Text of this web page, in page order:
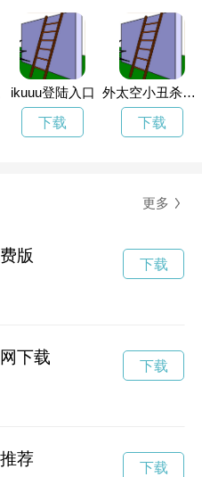
ikuuu登陆入口
下载
外太空小丑杀手游戏要加速器吗
下载
更多
版 下载
下载 下载
荐 下载